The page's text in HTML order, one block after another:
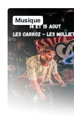
Musique